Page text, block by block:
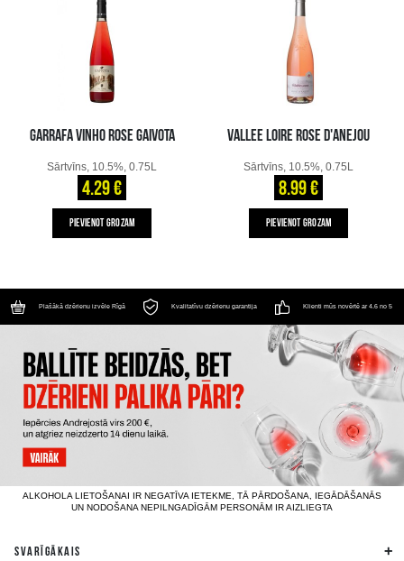
GARRAFA VINHO ROSE GAIVOTA
Sārtvīns, 10.5%, 0.75L
4.29 €
PIEVIENOT GROZAM
VALLEE LOIRE ROSE D'ANEJOU
Sārtvīns, 10.5%, 0.75L
8.99 €
PIEVIENOT GROZAM
Plašākā dzērienu izvēle Rīgā Kvalitatīvu dzērienu garantija Klienti mūs novērtē ar 4.6 no 5
ALKOHOLA LIETOŠANAI IR NEGATĪVA IETEKME, TĀ PĀRDOŠANA, IEGĀDĀŠANĀS
UN NODOŠANA NEPILNGADĪGĀM PERSONĀM IR AIZLIEGTA
SVARĪGĀKAIS